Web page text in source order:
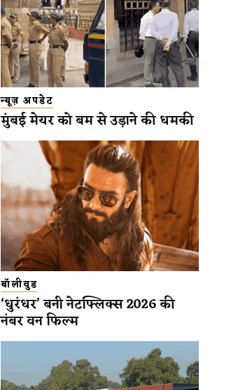
न्यूज़ अपडेट
मुंबई मेयर को बम से उड़ाने की धमकी
बॉलीवुड
‘धुरंधर’ बनी नेटफ्लिक्स 2026 की
नंबर वन फिल्म